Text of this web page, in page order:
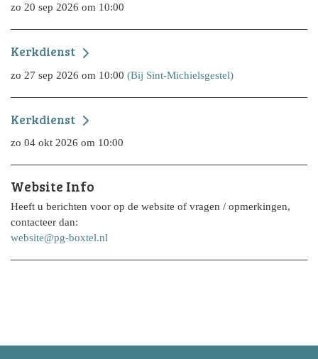
zo 20 sep 2026 om 10:00
Kerkdienst
zo 27 sep 2026 om 10:00 (Bij Sint-Michielsgestel)
Kerkdienst
zo 04 okt 2026 om 10:00
Website Info
Heeft u berichten voor op de website of vragen / opmerkingen,
contacteer dan:
website@pg-boxtel.nl